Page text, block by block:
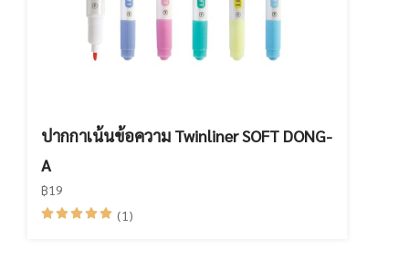
ปากกาเน้นข้อความ Twinliner SOFT DONG-
A
฿19
(1)